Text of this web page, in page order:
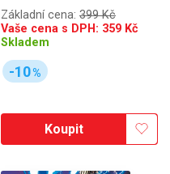
Základní cena: 399 Kč
Vaše cena s DPH: 359 Kč
Skladem
-10%
Koupit